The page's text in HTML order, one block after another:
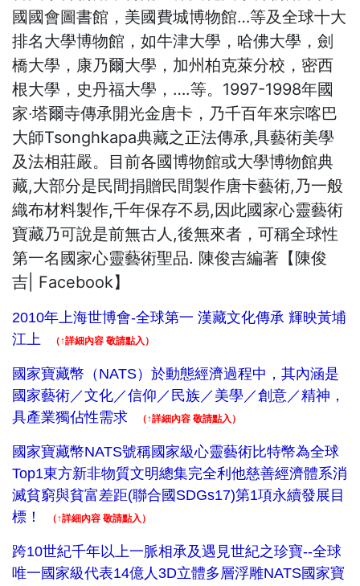
國國會圖書館，美國費城博物館…等及全球十大
排名大學博物館，如牛津大學，哈佛大學，劍
橋大學，康乃爾大學，加州柏克萊分校，密西
根大學，史丹福大學，….等。1997-1998年國
家‧塔爾寺傳承開光金唐卡，乃千百年來宗喀巴
大師Tsonghkapa典藏之正法傳承,具藝術美學
及法相莊嚴。目前各國博物館或大學博物館典
藏,大部分是民間捐贈民間製作唐卡藝術,乃一般
織布材料製作,千年保存不易,因此國家心靈藝術
寶藏乃可說是前無古人,後無來者，可稱全球性
第一名國家心靈藝術聖品. 陳俊吉編著【陳俊
吉| Facebook】
2010年上海世博會-全球第一 漢藏文化傳承 輝映黃埔
江上
（↑詳細內容 敬請點入）
國家寶藏幣（NATS）於動態經濟過程中，其內涵是
國家藝術／文化／信仰／民族／美學／創意／精神，
具產業獨佔性需求
（↑詳細內容 敬請點入）
國家寶藏幣NATS號稱國家級心靈藝術比特幣為全球
Top1東方新非物質文明總集完全利他慈善經濟體系消
滅貧窮與貧富差距(聯合國SDGs17)第1項永續發展目
標！
（↑詳細內容 敬請點入）
跨10世紀千年以上一脈相承及遇見世紀之珍寶--全球
唯一國家級代表14億人3D立體多層浮雕NATS國家寶